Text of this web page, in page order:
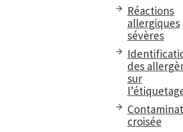
Réactions
allergiques
sévères
des
sur
croisée